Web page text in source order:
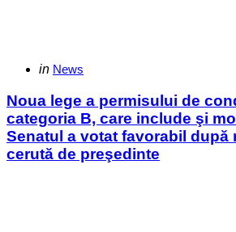
Categories
Posted
in News
Noua lege a permisului de
categoria B, care include şi
Senatul a votat favorabil după
cerută de preşedinte